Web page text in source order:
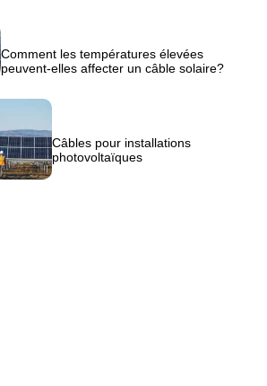
Comment les températures élevées
peuvent-elles affecter un câble solaire?
Câbles pour installations
photovoltaïques